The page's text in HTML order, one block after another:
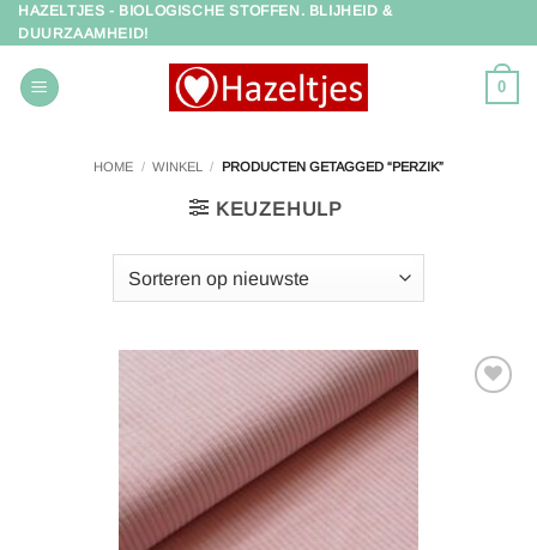
Ga
naar
inhoud
HAZELTJES - BIOLOGISCHE STOFFEN. BLIJHEID &
DUURZAAMHEID!
0
HOME / WINKEL / PRODUCTEN GETAGGED “PERZIK”
KEUZEHULP